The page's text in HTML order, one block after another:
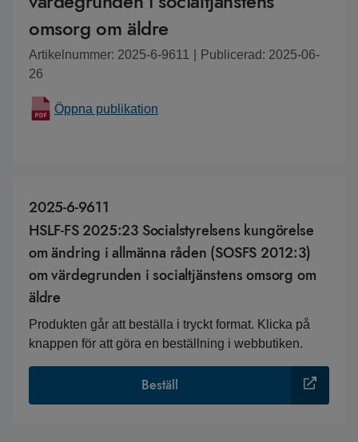
omsorg om äldre
Artikelnummer: 2025-6-9611
Publicerad: 2025-06-
26
Öppna publikation
2025-6-9611
HSLF-FS 2025:23 Socialstyrelsens kungörelse
om ändring i allmänna råden (SOSFS 2012:3)
om värdegrunden i socialtjänstens omsorg om
äldre
Produkten går att beställa i tryckt format. Klicka på
knappen för att göra en beställning i webbutiken.
Beställ